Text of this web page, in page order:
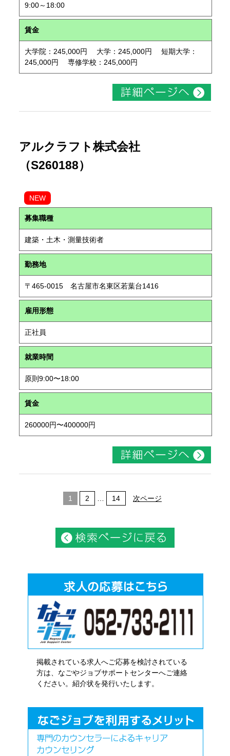
9:00～18:00
賃金
大学院：245,000円 大学：245,000円 短期大学：
245,000円 専修学校：245,000円
アルクラフト株式会社
（S260188）
NEW
募集職種
建築・土木・測量技術者
勤務地
〒465-0015 名古屋市名東区若葉台1416
雇用形態
正社員
就業時間
原則9:00〜18:00
賃金
260000円〜400000円
1 2 14 次ページ
掲載されている求人へご応募を検討されている
方は、なごやジョブサポートセンターへご連絡
ください。紹介状を発行いたします。